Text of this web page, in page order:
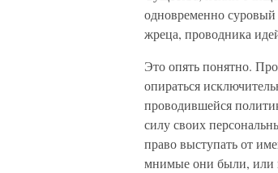
одновременно суровый
жреца, проводника
Это опять понятно.
опираться
проводившейся
силу своих
право выступать от
мнимые они были, или